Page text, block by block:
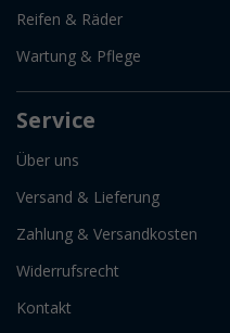
Reifen & Räder
Wartung & Pflege
Service
Über uns
Versand & Lieferung
Zahlung & Versandkosten
Widerrufsrecht
Kontakt